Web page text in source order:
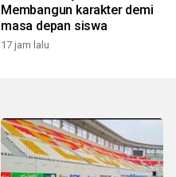
Membangun karakter demi
masa depan siswa
17 jam lalu